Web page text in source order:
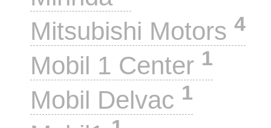
Mitsubishi Motors 4
Mobil 1 Center 1
Mobil Delvac 1